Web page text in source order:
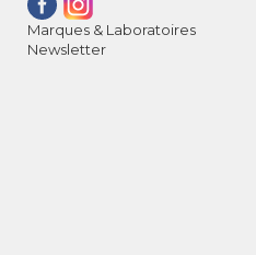
Marques & Laboratoires
Newsletter